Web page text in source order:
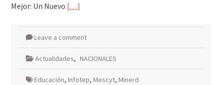
Mejor: Un Nuevo […]
Leave a comment
Actualidades, NACIONALES
Educación, Infotep, Mescyt, Minerd